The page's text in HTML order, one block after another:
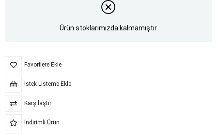
Ürün stoklarımızda kalmamıştır.
Favorilere Ekle
İstek Listeme Ekle
Karşılaştır
İndirimli Ürün